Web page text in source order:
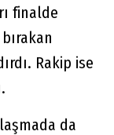
finalde
Rakip ise
da